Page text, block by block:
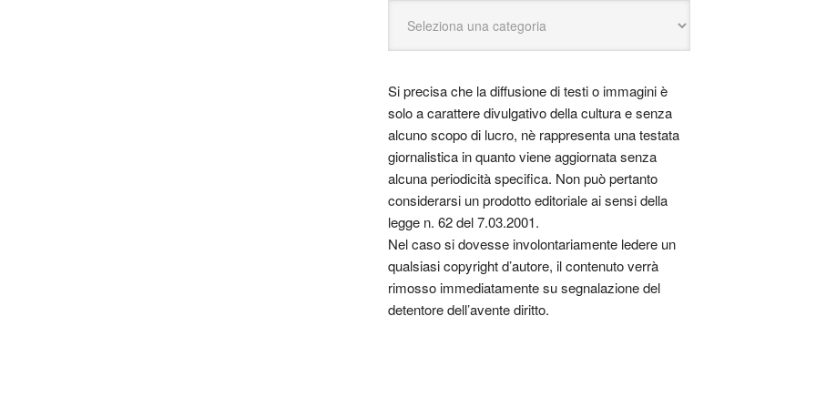
Si precisa che la diffusione di testi o immagini è
solo a carattere divulgativo della cultura e senza
alcuno scopo di lucro, nè rappresenta una testata
giornalistica in quanto viene aggiornata senza
alcuna periodicità specifica. Non può pertanto
considerarsi un prodotto editoriale ai sensi della
legge n. 62 del 7.03.2001.
Nel caso si dovesse involontariamente ledere un
qualsiasi copyright d’autore, il contenuto verrà
rimosso immediatamente su segnalazione del
detentore dell’avente diritto.